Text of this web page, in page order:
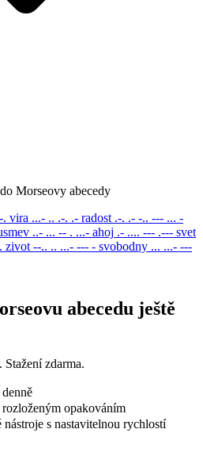
Morseovy abecedy
. vira ...- .. .-. .- radost .-. .- -.. --- ... -
..- ... -- . ...- ahoj .- .... --- .--- svet
zivot --.. .. ...- --- - svobodny ... ...- ---
abecedu ještě
zdarma.
opakováním
s nastavitelnou rychlostí